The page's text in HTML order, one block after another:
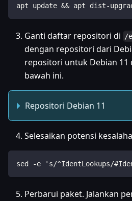
apt update && apt dist-
Ganti daftar repositori di /
dengan repositori dari
repositori untuk Debian 11
bawah ini.
Repositori Debian 11
Selesaikan potensi
sed -e 's/^IdentLookups/
Perbarui paket. Jalankan